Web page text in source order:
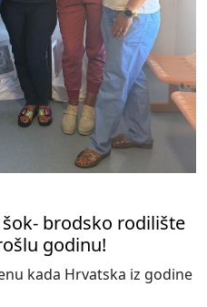
brodsko rodilište
godinu!
kada Hrvatska iz godine